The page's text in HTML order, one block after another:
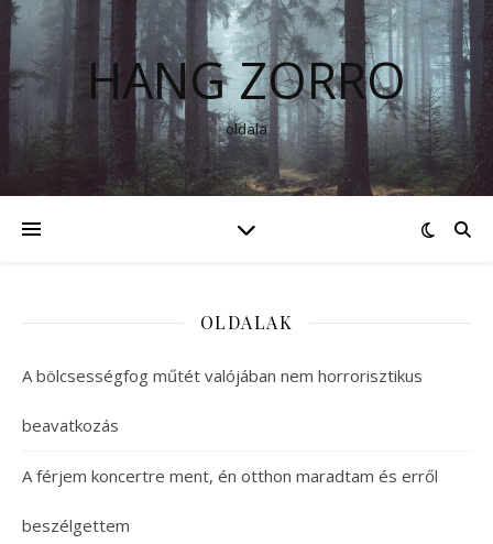
HANG ZORRO
oldala
OLDALAK
A bölcsességfog műtét valójában nem horrorisztikus
beavatkozás
A férjem koncertre ment, én otthon maradtam és erről
beszélgettem